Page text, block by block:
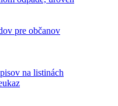
pre občanov
na listinách